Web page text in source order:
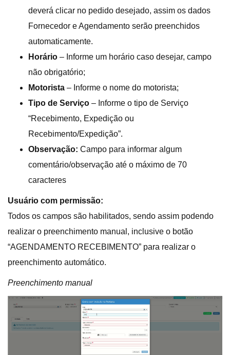
deverá clicar no pedido desejado, assim os dados
Fornecedor e Agendamento serão preenchidos
automaticamente.
Horário – Informe um horário caso desejar, campo
não obrigatório;
Motorista – Informe o nome do motorista;
Tipo de Serviço – Informe o tipo de Serviço
“Recebimento, Expedição ou
Recebimento/Expedição”.
Observação: Campo para informar algum
comentário/observação até o máximo de 70
caracteres
Usuário com permissão:
Todos os campos são habilitados, sendo assim podendo
realizar o preenchimento manual, inclusive o botão
“AGENDAMENTO RECEBIMENTO” para realizar o
preenchimento automático.
Preenchimento manual